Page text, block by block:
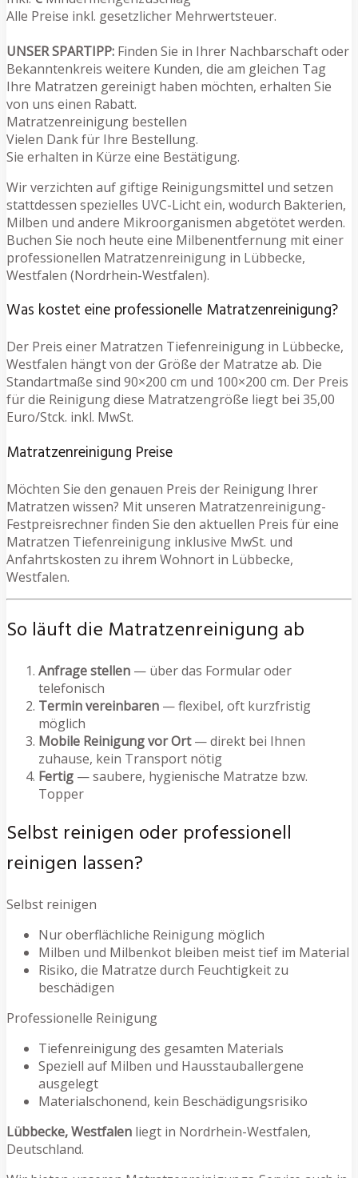
Alle Preise inkl. gesetzlicher Mehrwertsteuer.
UNSER SPARTIPP: Finden Sie in Ihrer Nachbarschaft oder
Bekanntenkreis weitere Kunden, die am gleichen Tag
Ihre Matratzen gereinigt haben möchten, erhalten Sie
von uns einen Rabatt.
Matratzenreinigung bestellen
Vielen Dank für Ihre Bestellung.
Sie erhalten in Kürze eine Bestätigung.
Wir verzichten auf giftige Reinigungsmittel und setzen
stattdessen spezielles UVC-Licht ein, wodurch Bakterien,
Milben und andere Mikroorganismen abgetötet werden.
Buchen Sie noch heute eine Milbenentfernung mit einer
professionellen Matratzenreinigung in Lübbecke,
Westfalen (Nordrhein-Westfalen).
Was kostet eine professionelle Matratzenreinigung?
Der Preis einer Matratzen Tiefenreinigung in Lübbecke,
Westfalen hängt von der Größe der Matratze ab. Die
Standartmaße sind 90×200 cm und 100×200 cm. Der Preis
für die Reinigung diese Matratzengröße liegt bei 35,00
Euro/Stck. inkl. MwSt.
Matratzenreinigung Preise
Möchten Sie den genauen Preis der Reinigung Ihrer
Matratzen wissen? Mit unseren Matratzenreinigung-
Festpreisrechner finden Sie den aktuellen Preis für eine
Matratzen Tiefenreinigung inklusive MwSt. und
Anfahrtskosten zu ihrem Wohnort in Lübbecke,
Westfalen.
So läuft die Matratzenreinigung ab
Anfrage stellen — über das Formular oder
telefonisch
Termin vereinbaren — flexibel, oft kurzfristig
möglich
Mobile Reinigung vor Ort— direkt bei Ihnen
zuhause, kein Transport nötig
Fertig — saubere, hygienische Matratze bzw.
Topper
Selbst reinigen oder professionell
reinigen lassen?
Selbst reinigen
Nur oberflächliche Reinigung möglich
Milben und Milbenkot bleiben meist tief im Material
Risiko, die Matratze durch Feuchtigkeit zu
beschädigen
Professionelle Reinigung
Tiefenreinigung des gesamten Materials
Speziell auf Milben und Hausstauballergene
ausgelegt
Materialschonend, kein Beschädigungsrisiko
Lübbecke, Westfalen liegt in Nordrhein-Westfalen,
Deutschland.